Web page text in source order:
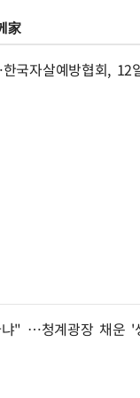
家
국자살예방협회, 12
" …청계광장 채운 '